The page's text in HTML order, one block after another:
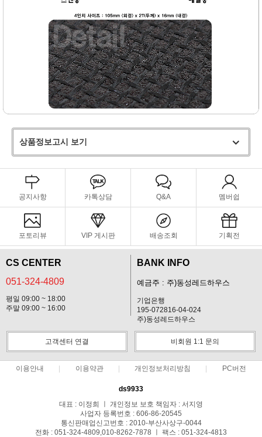
상품정보고시 보기
공지사항 카톡상담 Q&A 멤버쉽
포토리뷰 VIP 게시판 배송조회 기획전
CS CENTER
051-324-4809
평일 09:00 ~ 18:00
주말 09:00 ~ 16:00
BANK INFO
예금주 : 주)동성레드하우스
기업은행
195-072816-04-024
주)동성레드하우스
고객센터 연결 비회원 1:1 문의
이용안내 이용약관 개인정보처리방침 PC버전
ds9933
대표 : 이정희 ㅣ 개인정보 보호 책임자 : 서지영
사업자 등록번호 : 606-86-20545
통신판매업신고번호 : 2010-부산사상구-0044
전화 : 051-324-4809,010-8262-7878 ㅣ 팩스 : 051-324-4813